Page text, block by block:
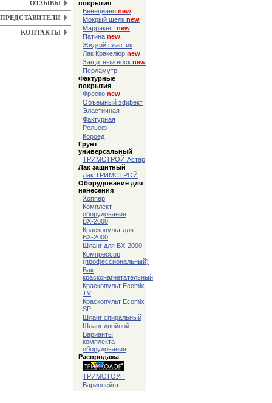
ОТЗЫВЫ
ПРЕДСТАВИТЕЛИ
КОНТАКТЫ
покрытия
Венециано new
Мокрый шелк new
Марракеш new
Патина new
Жидкий пластик
Лак Кракелюр new
Защитный воск new
Перламутр
Фактурные
покрытия
Фреско new
Объемный эффект
Эластичная
Фактурная
Рельеф
Короед
Грунт
универсальный
ТРИМСТРОЙ Астар
Лак защитный
Лак ТРИМСТРОЙ
Оборудование для
нанесения
Хоппер
Комплект
оборудования
ВХ-2000
Краскопульт для
ВХ-2000
Шланг для ВХ-2000
Компрессор
(профессиональный)
Бак
красконагнетательный
Краскопульт Ecomix
TV
Краскопульт Ecomix
SP
Шланг спиральный
Шланг двойной
Варианты
комплекта
оборудования
Распродажа
ТРИМСТОУН
Вариопейнт